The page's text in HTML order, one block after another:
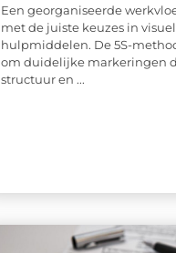
Een georganiseerde
met de juiste keuzes in
hulpmiddelen. De 5S-
om duidelijke markeringen
structuur en ...